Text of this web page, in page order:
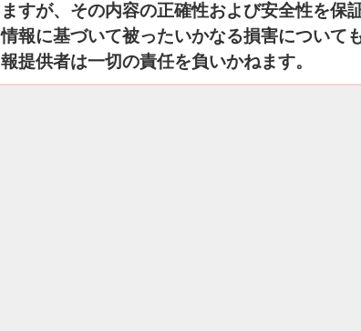
ますが、その内容の正確性および安全性を保
情報に基づいて被ったいかなる損害について
報提供者は一切の責任を負いかねます。